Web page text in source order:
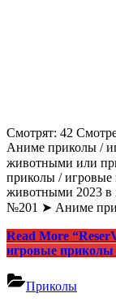
Смотрят: 42
Аниме приколы /
животными или
приколы / игровые
животными 2023 в
№201 ➤ Аниме
Read More
игровые
Приколы